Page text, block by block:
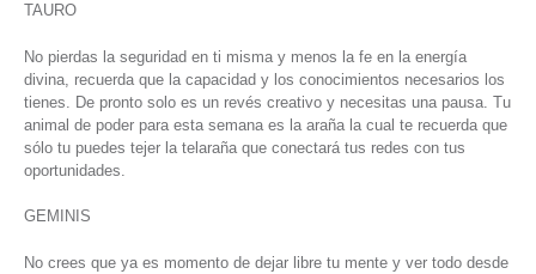
TAURO
No pierdas la seguridad en ti misma y menos la fe en la energía
divina, recuerda que la capacidad y los conocimientos necesarios los
tienes. De pronto solo es un revés creativo y necesitas una pausa. Tu
animal de poder para esta semana es la araña la cual te recuerda que
sólo tu puedes tejer la telaraña que conectará tus redes con tus
oportunidades.
GEMINIS
No crees que ya es momento de dejar libre tu mente y ver todo desde